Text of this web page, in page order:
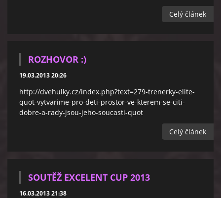
Celý článek
ROZHOVOR :)
19.03.2013 20:26
http://dvehulky.cz/index.php?text=279-trenerky-elite-
quot-vytvarime-pro-deti-prostor-ve-kterem-se-citi-
dobre-a-rady-jsou-jeho-soucasti-quot
Celý článek
SOUTĚŽ EXCELENT CUP 2013
16.03.2013 21:38